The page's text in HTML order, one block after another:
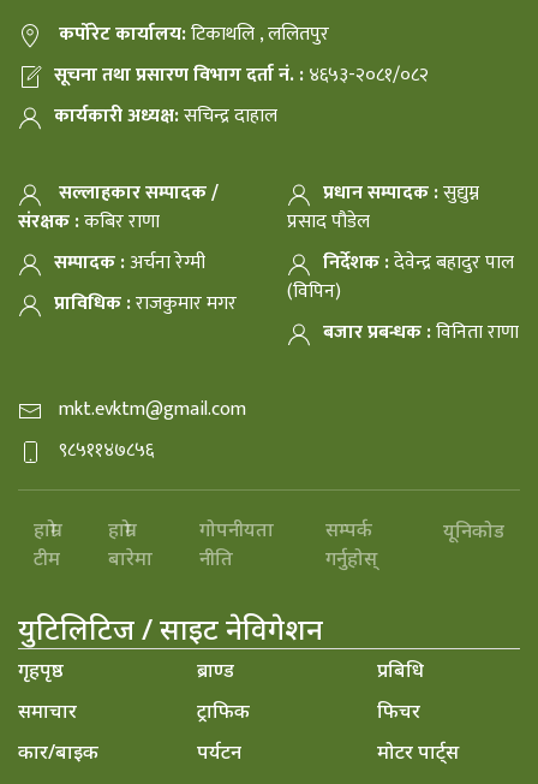
कर्पोरेट कार्यालय:टिकाथलि , ललितपुर
सूचना तथा प्रसारण विभाग दर्ता नं. :४६५३-२०८१/०८२
कार्यकारी अध्यक्ष:सचिन्द्र दाहाल
सल्लाहकार सम्पादक /
संरक्षक :कबिर राणा
प्रधान सम्पादक :सुद्युम्न
प्रसाद पौडेल
सम्पादक :अर्चना रेग्मी
प्राविधिक :राजकुमार मगर
निर्देशक :देवेन्द्र बहादुर पाल
(विपिन)
बजार प्रबन्धक :विनिता राणा
mkt.evktm@gmail.com
९८५११४७८५६
हाम्रो
टीम
हाम्रो
बारेमा
गोपनीयता
नीति
सम्पर्क
गर्नुहोस्
यूनिकोड
युटिलिटिज / साइट नेविगेशन
गृहपृष्ठ
समाचार
कार/बाइक
ब्राण्ड
ट्राफिक
पर्यटन
प्रबिधि
फिचर
मोटर पार्ट्स